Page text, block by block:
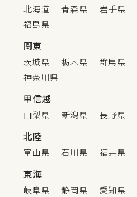
北海道 青森県 岩手県
福島県
関東
茨城県 栃木県 群馬県
神奈川県
甲信越
山梨県 新潟県 長野県
北陸
富山県 石川県 福井県
東海
岐阜県 静岡県 愛知県